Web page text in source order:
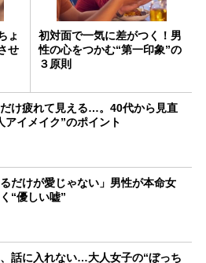
ょ
せ
初対面で一気に差がつく！男
性の心をつかむ“第一印象”の
３原則
け疲れて見える…。40代から見直
アイメイク”のポイント
るだけが愛じゃない」男性が本命女
“優しい嘘”
話に入れない…大人女子の“ぼっち